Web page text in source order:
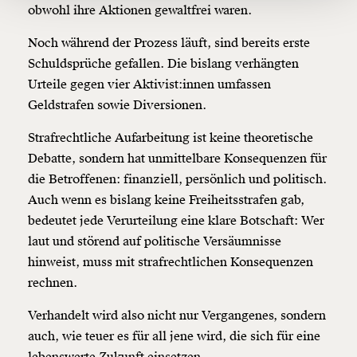
Du erhältst eine E-Mail mit deiner
Geschenkurkunde im PDF-Format, welche Du
ausdrucken oder weiterleiten und verschenken
kannst.
Weiter
1/3
obwohl ihre Aktionen gewaltfrei waren.
Noch während der Prozess läuft, sind bereits erste
Schuldsprüche gefallen. Die bislang verhängten
Urteile gegen vier Aktivist:innen umfassen
Geldstrafen sowie Diversionen.
Strafrechtliche Aufarbeitung ist keine theoretische
Debatte, sondern hat unmittelbare Konsequenzen für
die Betroffenen: finanziell, persönlich und politisch.
Auch wenn es bislang keine Freiheitsstrafen gab,
bedeutet jede Verurteilung eine klare Botschaft: Wer
laut und störend auf politische Versäumnisse
hinweist, muss mit strafrechtlichen Konsequenzen
rechnen.
Verhandelt wird also nicht nur Vergangenes, sondern
auch, wie teuer es für all jene wird, die sich für eine